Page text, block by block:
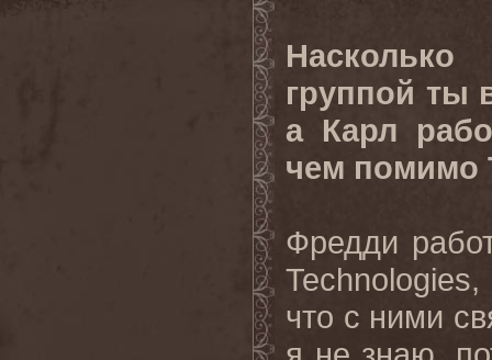
группой ты
а Карл
чем помимо
Фредди
что с ними